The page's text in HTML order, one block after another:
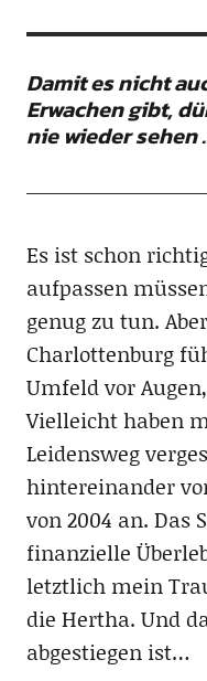
Damit es nicht
Erwachen gibt,
nie wieder sehen
Es ist schon
aufpassen
genug zu tun.
Charlottenburg
Umfeld vor
Vielleicht haben
Leidensweg
hintereinander
von 2004 an. Das
finanzielle
letztlich mein
die Hertha. Und
abgestiegen ist…